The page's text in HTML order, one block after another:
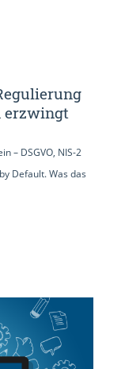
erzwingt
– DSGVO, NIS-2
Default. Was das